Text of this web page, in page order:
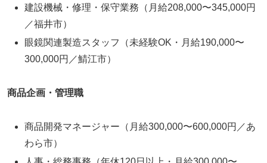
建設機械・修理・保守業務（月給208,000〜345,000円
／福井市）
眼鏡関連製造スタッフ（未経験OK・月給190,000〜
300,000円／鯖江市）
商品企画・管理職
商品開発マネージャー（月給300,000〜600,000円／あ
わら市）